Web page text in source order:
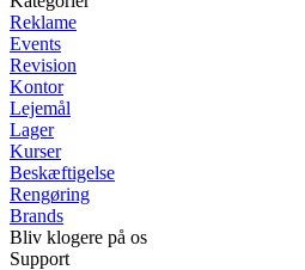
Reklame
Events
Revision
Kontor
Lejemål
Lager
Kurser
Beskæftigelse
Rengøring
Brands
Bliv klogere på os
Support